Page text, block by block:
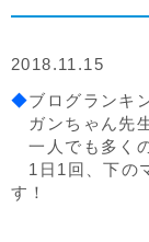
2018.11.15
◆ブログランキ
ガンちゃん先
一人でも多く
1日1回、下の
す！